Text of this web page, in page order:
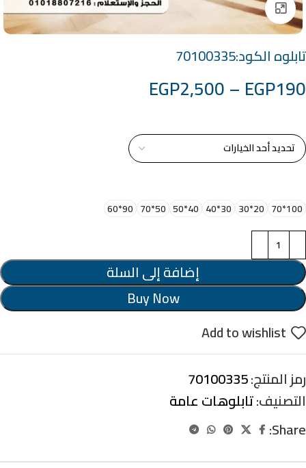
Click to enlarge
تابلوه الكود:70100335
EGP190
–
EGP2,500
100*70
20*30
30*40
40*50
50*70
90*60
إضافة إلى السلة
Buy Now
Add to wishlist
رمز المنتج:70100335
التصنيف:تابلوهات عامة
Share: